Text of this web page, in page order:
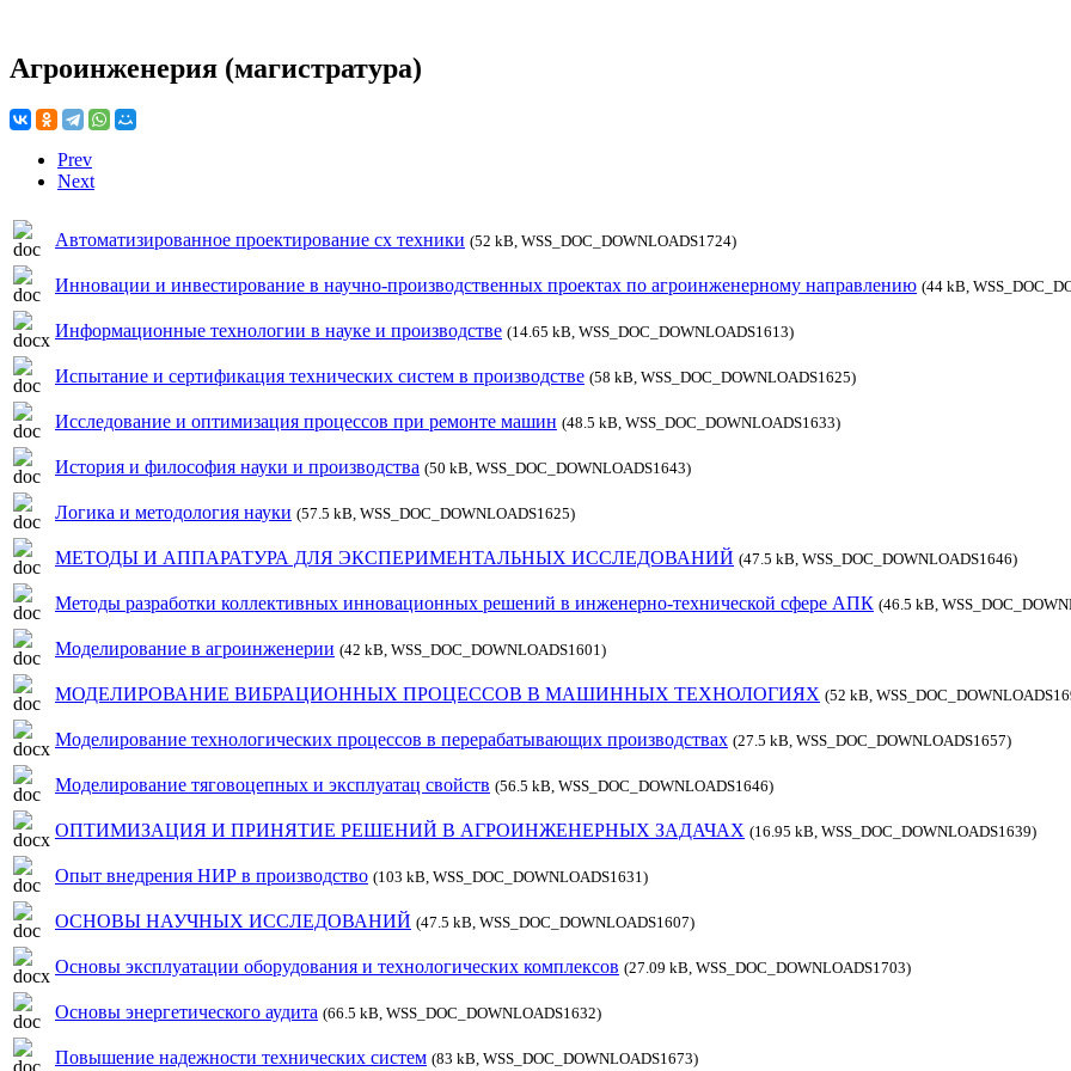
Агроинженерия (магистратура)
Prev
Next
Автоматизированное проектирование сх техники (52 kB, WSS_DOC_DOWNLOADS1724)
Инновации и инвестирование в научно-производственных проектах по агроинженерному направлению (44 kB,
Информационные технологии в науке и производстве (14.65 kB, WSS_DOC_DOWNLOADS1613)
Испытание и сертификация технических систем в производстве (58 kB, WSS_DOC_DOWNLOADS1625)
Исследование и оптимизация процессов при ремонте машин (48.5 kB, WSS_DOC_DOWNLOADS1633)
История и философия науки и производства (50 kB, WSS_DOC_DOWNLOADS1643)
Логика и методология науки (57.5 kB, WSS_DOC_DOWNLOADS1625)
МЕТОДЫ И АППАРАТУРА ДЛЯ ЭКСПЕРИМЕНТАЛЬНЫХ ИССЛЕДОВАНИЙ (47.5 kB, WSS_DOC_DOWNLOADS1646)
Методы разработки коллективных инновационных решений в инженерно-технической сфере АПК (46.5 kB,
Моделирование в агроинженерии (42 kB, WSS_DOC_DOWNLOADS1601)
МОДЕЛИРОВАНИЕ ВИБРАЦИОННЫХ ПРОЦЕССОВ В МАШИННЫХ ТЕХНОЛОГИЯХ (52 kB,
Моделирование технологических процессов в перерабатывающих производствах (27.5 kB, WSS_DOC_DOWNLOADS1657)
Моделирование тяговоцепных и эксплуатац свойств (56.5 kB, WSS_DOC_DOWNLOADS1646)
ОПТИМИЗАЦИЯ И ПРИНЯТИЕ РЕШЕНИЙ В АГРОИНЖЕНЕРНЫХ ЗАДАЧАХ (16.95 kB, WSS_DOC_DOWNLOADS1639)
Опыт внедрения НИР в производство (103 kB, WSS_DOC_DOWNLOADS1631)
ОСНОВЫ НАУЧНЫХ ИССЛЕДОВАНИЙ (47.5 kB, WSS_DOC_DOWNLOADS1607)
Основы эксплуатации оборудования и технологических комплексов (27.09 kB, WSS_DOC_DOWNLOADS1703)
Основы энергетического аудита (66.5 kB, WSS_DOC_DOWNLOADS1632)
Повышение надежности технических систем (83 kB, WSS_DOC_DOWNLOADS1673)